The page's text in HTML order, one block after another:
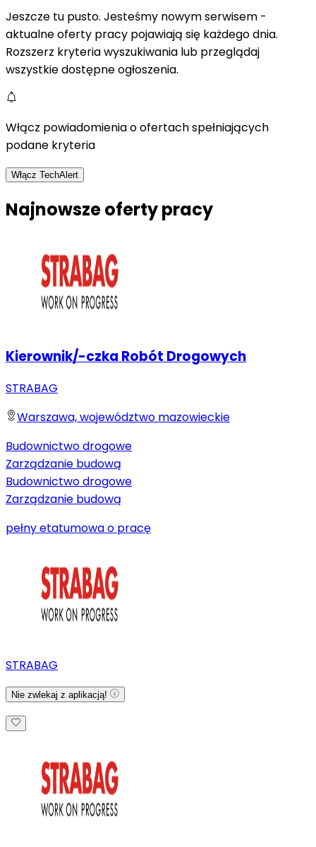
Jeszcze tu pusto. Jesteśmy nowym serwisem -
aktualne oferty pracy pojawiają się każdego dnia.
Rozszerz kryteria wyszukiwania lub przeglądaj
wszystkie dostępne ogłoszenia.
Włącz powiadomienia o ofertach spełniających
podane kryteria
Włącz TechAlert
Najnowsze oferty pracy
Kierownik/-czka Robót Drogowych
STRABAG
Warszawa, województwo mazowieckie
Budownictwo drogowe
Zarządzanie budową
Budownictwo drogowe
Zarządzanie budową
pełny etatumowa o pracę
STRABAG
Nie zwlekaj z aplikacją!